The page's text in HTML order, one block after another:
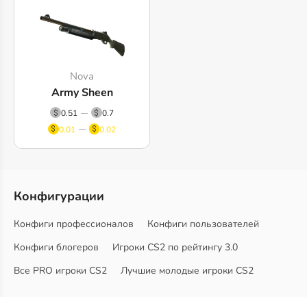
Nova
Army Sheen
0.51
0.7
0.01
0.02
Конфигурации
Конфиги профессионалов
Конфиги пользователей
Конфиги блогеров
Игроки CS2 по рейтингу 3.0
Все PRO игроки CS2
Лучшие молодые игроки CS2